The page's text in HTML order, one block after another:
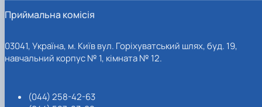
Приймальна комісія
03041, Україна, м. Київ вул. Горіхуватський шлях, буд. 19,
навчальний корпус № 1, кімната № 12.
(044) 258-42-63